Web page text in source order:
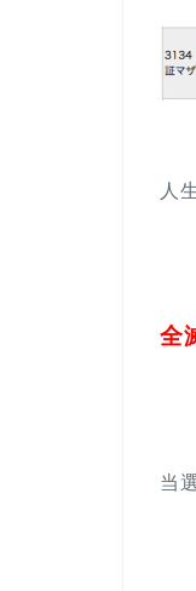
人
全
当